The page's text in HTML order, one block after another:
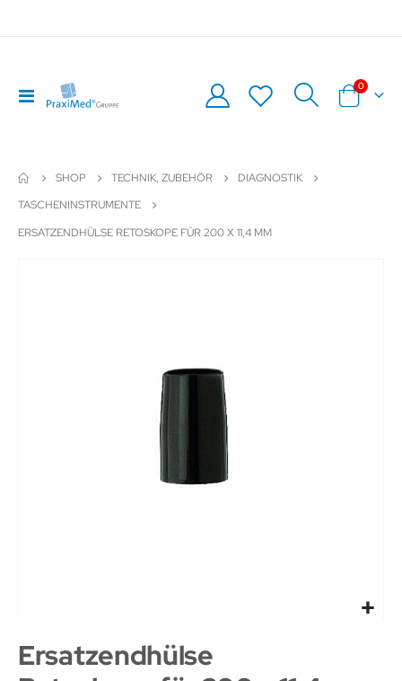
Navigation
umschalten
Warenkorb
0Artikel
SHOP TECHNIK, ZUBEHÖR
DIAGNOSTIK
TASCHENINSTRUMENTE
ERSATZENDHÜLSE RETOSKOPE FÜR 200 X 11,4 MM
Ersatzendhülse